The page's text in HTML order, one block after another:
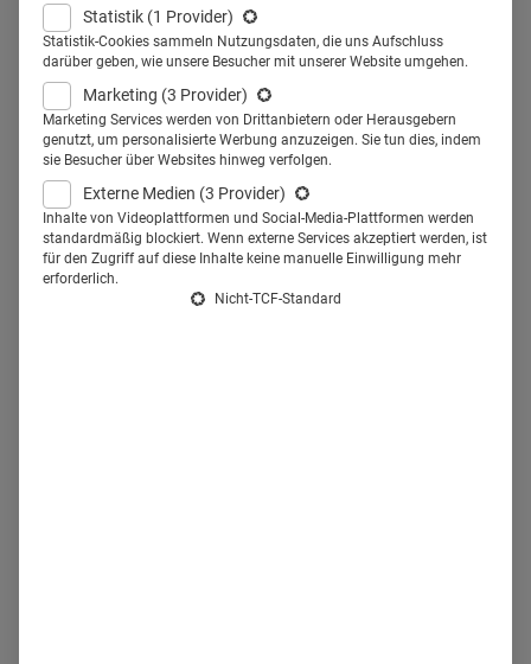
infotage dental Hamburg in die
Messesaison am vergangenen
Wochenende und informierten
sich an den Ständen der 120
Aussteller.
Lutz Müller, Bundesverband Dentalhandel: „Nachdem es in
Hamburg drei Jahre keine Dentalmesse gab, war der
Statistik (1 Provider)
Statistik-Cookies sammeln Nutzungsdaten, die uns Aufschluss
darüber geben, wie unsere Besucher mit unserer Website umgehen.
Marketing (3 Provider)
Marketing Services werden von Drittanbietern oder Herausgebern
genutzt, um personalisierte Werbung anzuzeigen. Sie tun dies, indem
sie Besucher über Websites hinweg verfolgen.
Externe Medien (3 Provider)
Inhalte von Videoplattformen und Social-Media-Plattformen werden
standardmäßig blockiert. Wenn externe Services akzeptiert werden, ist
für den Zugriff auf diese Inhalte keine manuelle Einwilligung mehr
erforderlich.
Nicht-TCF-Standard